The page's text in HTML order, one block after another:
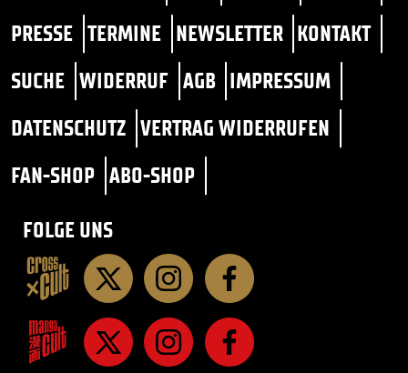
PRESSE TERMINE NEWSLETTER KONTAKT
SUCHE WIDERRUF AGB IMPRESSUM
DATENSCHUTZ VERTRAG WIDERRUFEN
FAN-SHOP ABO-SHOP
FOLGE UNS